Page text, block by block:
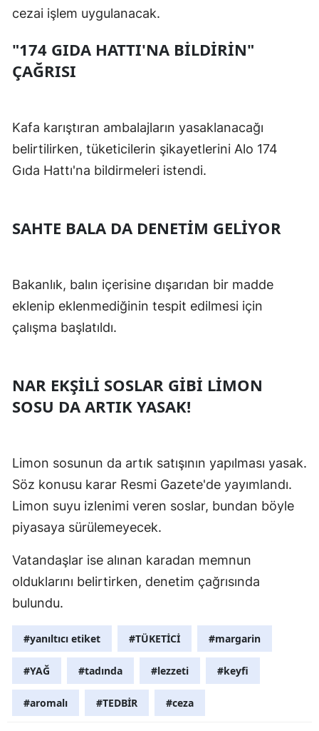
Karabük
Düzce
cezai işlem uygulanacak.
"174 GIDA HATTI'NA BİLDİRİN"
ÇAĞRISI
Kafa karıştıran ambalajların yasaklanacağı
belirtilirken, tüketicilerin şikayetlerini Alo 174
Gıda Hattı'na bildirmeleri istendi.
SAHTE BALA DA DENETİM GELİYOR
Bakanlık, balın içerisine dışarıdan bir madde
eklenip eklenmediğinin tespit edilmesi için
çalışma başlatıldı.
NAR EKŞİLİ SOSLAR GİBİ LİMON
SOSU DA ARTIK YASAK!
Limon sosunun da artık satışının yapılması yasak.
Söz konusu karar Resmi Gazete'de yayımlandı.
Limon suyu izlenimi veren soslar, bundan böyle
piyasaya sürülemeyecek.
Vatandaşlar ise alınan karadan memnun
olduklarını belirtirken, denetim çağrısında
bulundu.
#yanıltıcı etiket #TÜKETİCİ #margarin
#YAĞ #tadında #lezzeti #keyfi
#aromalı #TEDBİR #ceza